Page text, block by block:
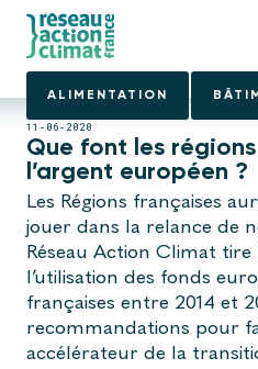
ALIMENTATION
11-06-2020
Que font les
l’argent européen ?
Les Régions françaises
jouer dans la relance de
Réseau Action Climat tire
l’utilisation des fonds
françaises entre 2014 et
recommandations pour
accélérateur de la